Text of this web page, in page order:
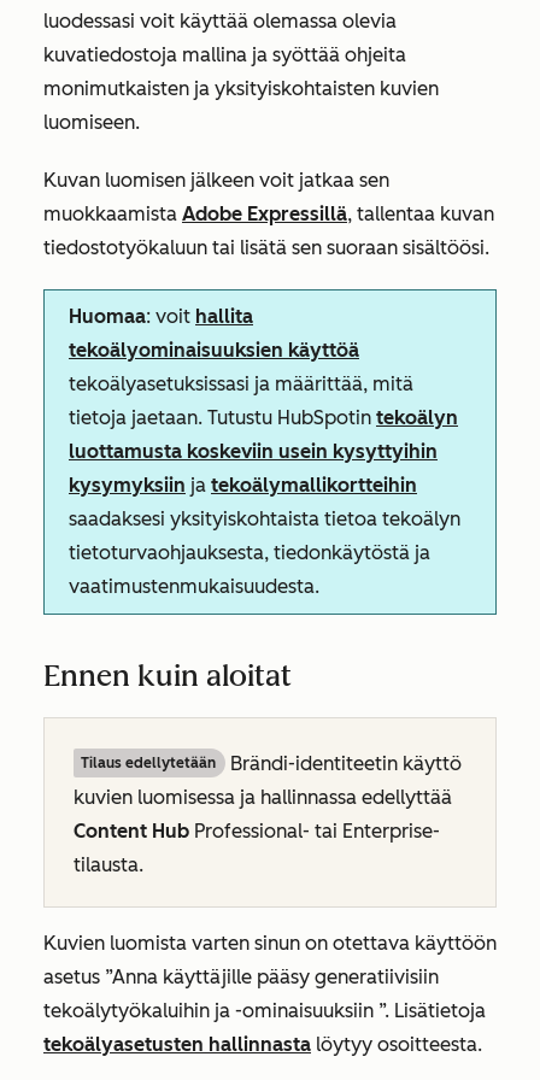
luodessasi voit käyttää olemassa olevia
kuvatiedostoja mallina ja syöttää ohjeita
monimutkaisten ja yksityiskohtaisten kuvien
luomiseen.
Kuvan luomisen jälkeen voit jatkaa sen
muokkaamista Adobe Expressillä, tallentaa kuvan
tiedostotyökaluun tai lisätä sen suoraan sisältöösi.
Huomaa: voit hallita
tekoälyominaisuuksien käyttöä
tekoälyasetuksissasi ja määrittää, mitä
tietoja jaetaan. Tutustu HubSpotin tekoälyn
luottamusta koskeviin usein kysyttyihin
kysymyksiin ja tekoälymallikortteihin
saadaksesi yksityiskohtaista tietoa tekoälyn
tietoturvaohjauksesta, tiedonkäytöstä ja
vaatimustenmukaisuudesta.
Ennen kuin aloitat
Tilaus edellytetään
Brändi-identiteetin käyttö
kuvien luomisessa ja hallinnassa edellyttää
Content Hub Professional- tai Enterprise-
tilausta.
Kuvien luomista varten sinun on otettava käyttöön
asetus ”Anna käyttäjille pääsy generatiivisiin
tekoälytyökaluihin ja -ominaisuuksiin ”. Lisätietoja
tekoälyasetusten hallinnasta löytyy osoitteesta.